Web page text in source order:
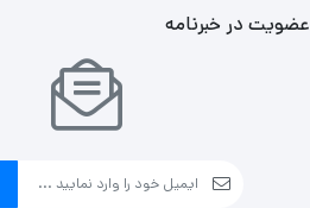
عضویت در خبرنامه